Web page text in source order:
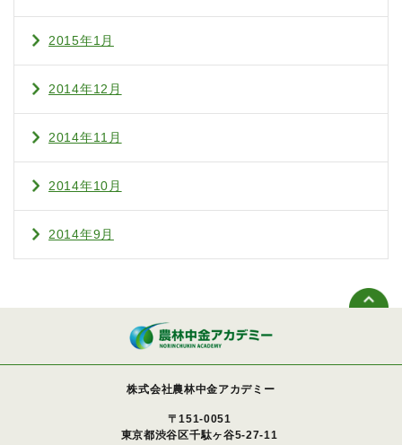
2015年1月
2014年12月
2014年11月
2014年10月
2014年9月
株式会社農林中金アカデミー
〒151-0051
東京都渋谷区千駄ヶ谷5-27-11